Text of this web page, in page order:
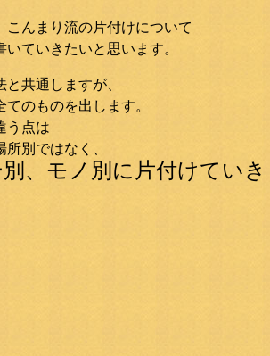
こんまり流の片付けについて
ていきたいと思います。
共通しますが、
のものを出します。
う点は
別ではなく、
、モノ別に片付けていき